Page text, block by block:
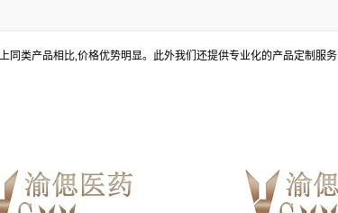
类产品相比,价格优势明显。此外我们还提供专业化的产品定制服务